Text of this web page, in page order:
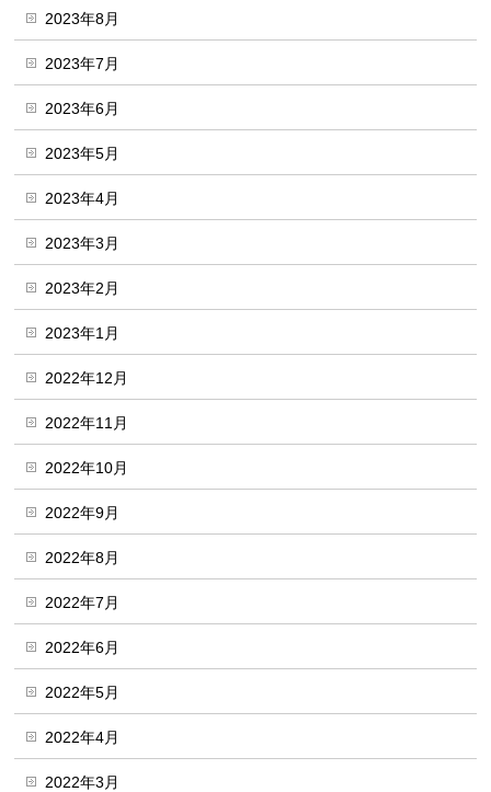
2023年8月
2023年7月
2023年6月
2023年5月
2023年4月
2023年3月
2023年2月
2023年1月
2022年12月
2022年11月
2022年10月
2022年9月
2022年8月
2022年7月
2022年6月
2022年5月
2022年4月
2022年3月